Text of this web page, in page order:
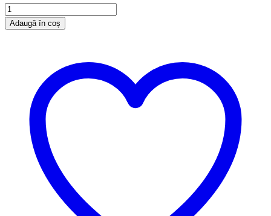
Cantitate
Rezerva
silicon
glitter
Adaugă în coș